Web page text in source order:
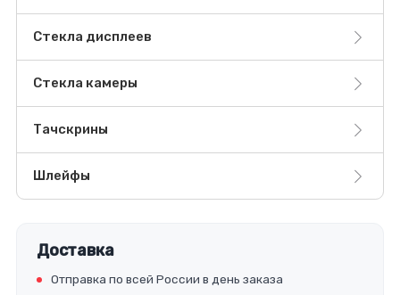
Стекла дисплеев
Стекла камеры
Тачскрины
Шлейфы
Доставка
Отправка по всей России в день заказа